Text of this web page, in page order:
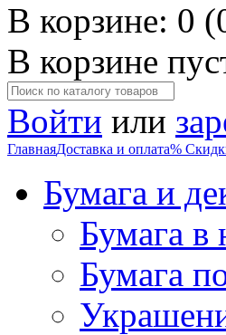
В корзине: 0
В корзине
Войти или
ГлавнаяДоставка и оплата%
Бумага и
Бумага в
Бумага